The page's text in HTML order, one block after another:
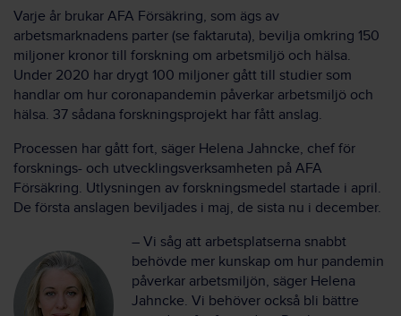
Varje år brukar AFA Försäkring, som ägs av
arbetsmarknadens parter (se faktaruta), bevilja omkring 150
miljoner kronor till forskning om arbetsmiljö och hälsa.
Under 2020 har drygt 100 miljoner gått till studier som
handlar om hur coronapandemin påverkar arbetsmiljö och
hälsa. 37 sådana forskningsprojekt har fått anslag.
Processen har gått fort, säger Helena Jahncke, chef för
forsknings- och utvecklingsverksamheten på AFA
Försäkring. Utlysningen av forskningsmedel startade i april.
De första anslagen beviljades i maj, de sista nu i december.
– Vi såg att arbetsplatserna snabbt
behövde mer kunskap om hur pandemin
påverkar arbetsmiljön, säger Helena
Jahncke. Vi behöver också bli bättre